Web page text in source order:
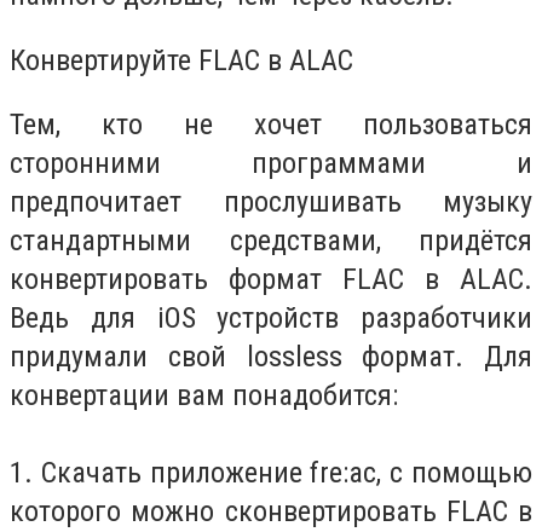
Конвертируйте FLAC в ALAC
Тем, кто не хочет пользоваться
сторонними программами и
предпочитает прослушивать музыку
стандартными средствами, придётся
конвертировать формат FLAC в ALAC.
Ведь для iOS устройств разработчики
придумали свой lossless формат. Для
конвертации вам понадобится:
1. Скачать приложение fre:ac, с помощью
которого можно сконвертировать FLAC в